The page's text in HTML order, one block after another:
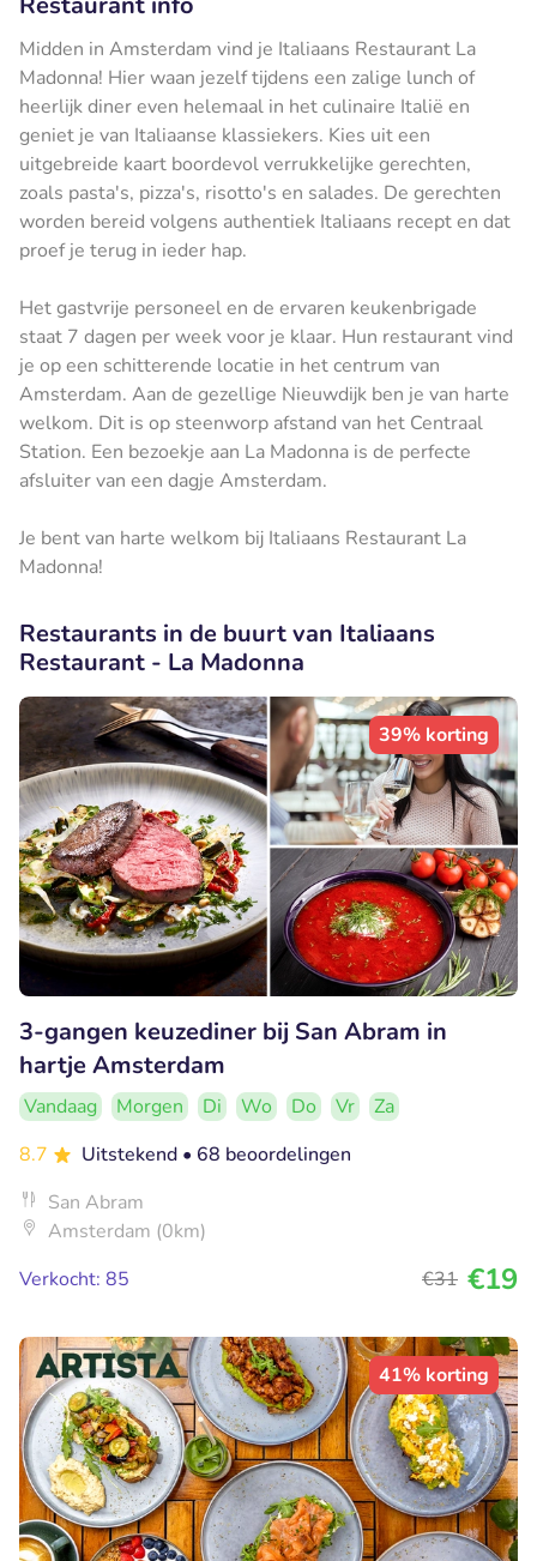
Midden in Amsterdam vind je Italiaans Restaurant La
Madonna! Hier waan jezelf tijdens een zalige lunch of
heerlijk diner even helemaal in het culinaire Italië en
geniet je van Italiaanse klassiekers. Kies uit een
uitgebreide kaart boordevol verrukkelijke gerechten,
zoals pasta's, pizza's, risotto's en salades. De gerechten
worden bereid volgens authentiek Italiaans recept en dat
proef je terug in ieder hap.
Het gastvrije personeel en de ervaren keukenbrigade
staat 7 dagen per week voor je klaar. Hun restaurant vind
je op een schitterende locatie in het centrum van
Amsterdam. Aan de gezellige Nieuwdijk ben je van harte
welkom. Dit is op steenworp afstand van het Centraal
Station. Een bezoekje aan La Madonna is de perfecte
afsluiter van een dagje Amsterdam.
Je bent van harte welkom bij Italiaans Restaurant La
Madonna!
Restaurants in de buurt van Italiaans
Restaurant - La Madonna
39% korting
3-gangen keuzediner bij San Abram in
hartje Amsterdam
Vandaag Morgen Di Wo Do Vr
Za
8.7
Uitstekend • 68 beoordelingen
San Abram
Amsterdam (0km)
Verkocht: 85
€31 €19
41% korting